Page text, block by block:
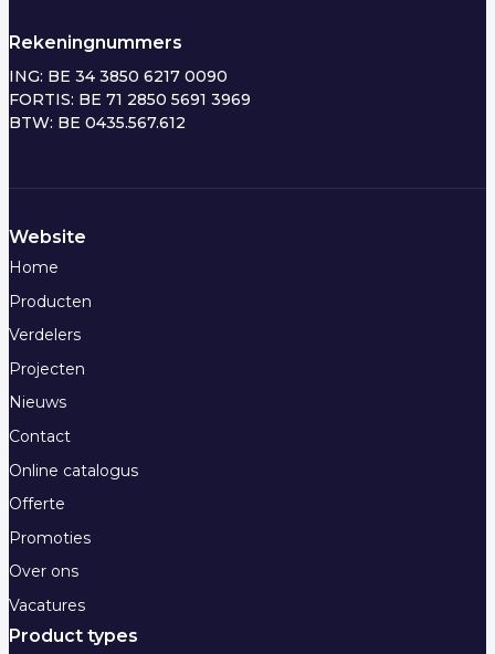
Rekeningnummers
ING: BE 34 3850 6217 0090
FORTIS: BE 71 2850 5691 3969
BTW: BE 0435.567.612
Website
Home
Producten
Verdelers
Projecten
Nieuws
Contact
Online catalogus
Offerte
Promoties
Over ons
Vacatures
Product types